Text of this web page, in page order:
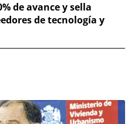
de avance y sella
de tecnología y